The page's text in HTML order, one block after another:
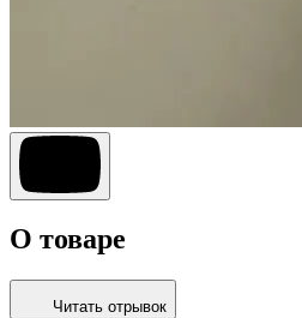
О товаре
Читать отрывок